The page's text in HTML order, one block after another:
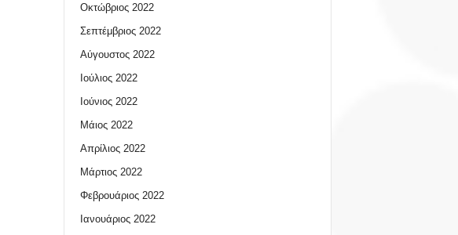
Οκτώβριος 2022
Σεπτέμβριος 2022
Αύγουστος 2022
Ιούλιος 2022
Ιούνιος 2022
Μάιος 2022
Απρίλιος 2022
Μάρτιος 2022
Φεβρουάριος 2022
Ιανουάριος 2022